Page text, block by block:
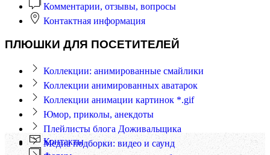
Комментарии, отзывы, вопросы
Контактная информация
ПЛЮШКИ ДЛЯ ПОСЕТИТЕЛЕЙ
Коллекции: анимированные смайлики
Коллекции анимированных аватарок
Коллекции анимации картинок *.gif
Юмор, приколы, анекдоты
Плейлисты блога Доживальщика
Медиа подборки: видео и саунд
Контакты